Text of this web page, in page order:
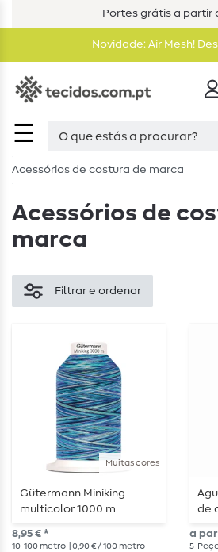
Portes grátis a partir
Novidade: Air Mesh!
☰
Acessórios de costura de marca
Acessórios de
marca
Filtrar e ordenar
Muitas cores
Gütermann Miniking
multicolor 1000 m
8,95 € *
10 100 metro | 0,90 € / 100 metro
de
a
5